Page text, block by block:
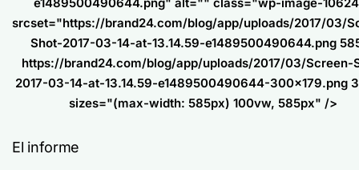
srcset="https://brand24.com/blog/app/uploads/2017/03/
Shot-2017-03-14-at-13.14.59-e1489500490644.png
https://brand24.com/blog/app/uploads/2017/03/Screen-
2017-03-14-at-13.14.59-e1489500490644-300x179.png
sizes="(max-width: 585px) 100vw, 585px" />
El informe